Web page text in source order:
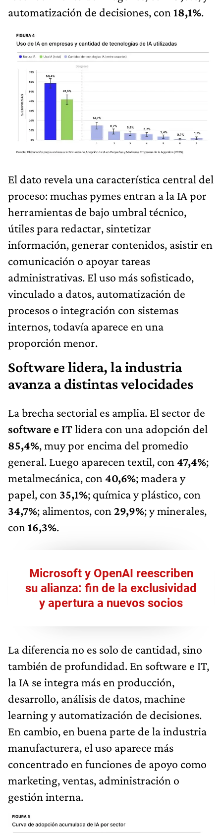
automatización de decisiones, con18,1%.
El dato revela una característica central del
proceso: muchas pymes entran a la IA por
herramientas de bajo umbral técnico,
útiles para redactar, sintetizar
información, generar contenidos, asistir en
comunicación o apoyar tareas
administrativas. El uso más sofisticado,
vinculado a datos, automatización de
procesos o integración con sistemas
internos, todavía aparece en una
proporción menor.
Software lidera, la industria
avanza a distintas velocidades
La brecha sectorial es amplia. El sector de
software e ITlidera con una adopción del
85,4%, muy por encima del promedio
general. Luego aparecen textil, con 47,4%;
metalmecánica, con 40,6%; madera y
papel, con 35,1%; química y plástico, con
34,7%; alimentos, con 29,9%; y minerales,
con 16,3%.
Microsoft y OpenAI reescriben
su alianza: fin de la exclusividad
y apertura a nuevos socios
La diferencia no es solo de cantidad, sino
también de profundidad. En software e IT,
la IA se integra más en producción,
desarrollo, análisis de datos, machine
learning y automatización de decisiones.
En cambio, en buena parte de la industria
manufacturera, el uso aparece más
concentrado en funciones de apoyo como
marketing, ventas, administración o
gestión interna.